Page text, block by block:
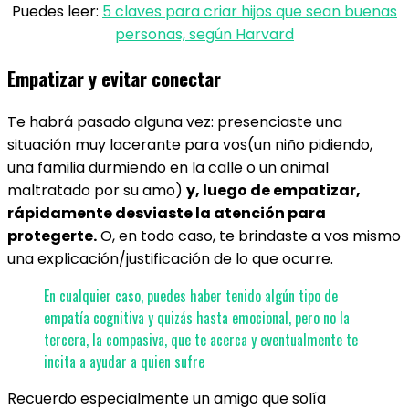
Puedes leer: 5 claves para criar hijos que sean buenas
personas, según Harvard
Empatizar y evitar conectar
Te habrá pasado alguna vez: presenciaste una
situación muy lacerante para vos(un niño pidiendo,
una familia durmiendo en la calle o un animal
maltratado por su amo) y, luego de empatizar,
rápidamente desviaste la atención para
protegerte.O, en todo caso, te brindaste a vos mismo
una explicación/justificación de lo que ocurre.
En cualquier caso, puedes haber tenido algún tipo de
empatía cognitiva y quizás hasta emocional, pero no la
tercera, la compasiva, que te acerca y eventualmente te
incita a ayudar a quien sufre
Recuerdo especialmente un amigo que solía